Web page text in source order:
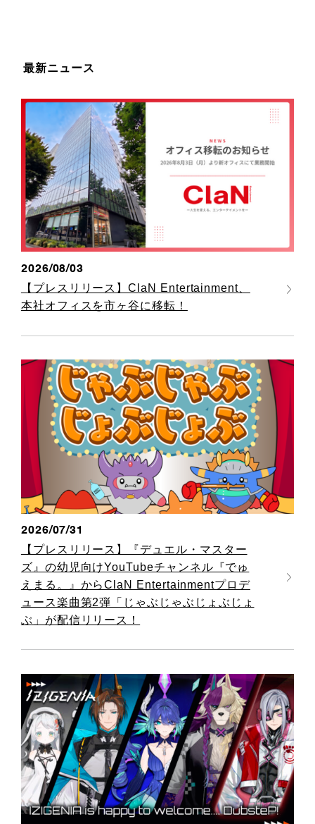
最新ニュース
2026/08/03
【プレスリリース】ClaN Entertainment、
本社オフィスを市ヶ谷に移転！
2026/07/31
【プレスリリース】『デュエル・マスター
ズ』の幼児向けYouTubeチャンネル『でゅ
えまる。』からClaN Entertainmentプロデ
ュース楽曲第2弾「じゃぶじゃぶじょぶじょ
ぶ」が配信リリース！